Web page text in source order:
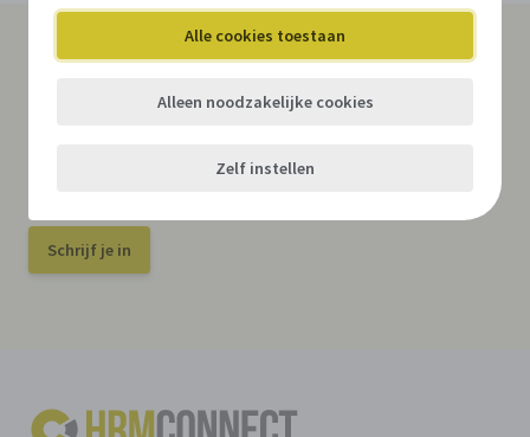
Alle cookies toestaan
Alleen noodzakelijke cookies
Zelf instellen
Al onze nieuwsberichten in jouwmailbox
hoogte van nieuwe regelgeving, relevante actualiteit,
Schrijf je in